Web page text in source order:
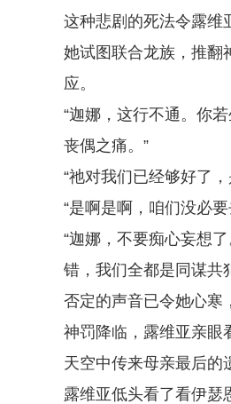
这种悲剧的死法令露维
她试图联合龙族，推翻
应。
“迦娜，这行不通。你
丧偶之痛。”
“祂对我们已经够好了
“是啊是啊，咱们没必
“迦娜，不要痴心妄想
错，我们全都是同谋共
否定的声音已令她心寒
神罚降临，露维亚亲眼
天空中传来母亲最后的
露维亚低头看了看伊瑟